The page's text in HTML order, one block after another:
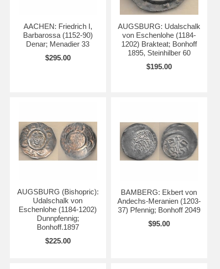
AACHEN: Friedrich I,
Barbarossa (1152-90)
Denar; Menadier 33
$295.00
AUGSBURG: Udalschalk
von Eschenlohe (1184-
1202) Brakteat; Bonhoff
1895, Steinhilber 60
$195.00
AUGSBURG (Bishopric):
Udalschalk von
Eschenlohe (1184-1202)
Dunnpfennig;
Bonhoff.1897
$225.00
BAMBERG: Ekbert von
Andechs-Meranien (1203-
37) Pfennig; Bonhoff 2049
$95.00